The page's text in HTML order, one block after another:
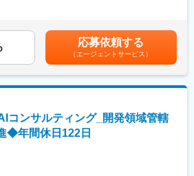
残業平均3時間とワークライフバランス良好。
、各種手当も充実しています。
ンジニア派遣・受託を通じて、最先端技術の
定める業務
システムの要件定義・仕様設計をご担当い
のお客様の要望をもとに、AMHSシステムを
計
アリング
月）■賞与年2回（7、12月）平均4.0カ月
か月分)賃金はあくまでも目安の金額であり、
る可能性があります。月給(月額)は固定手当を
応募依頼する
（エージェントサービス）
コンサルティング_開発領域管轄
◆年間休日122日